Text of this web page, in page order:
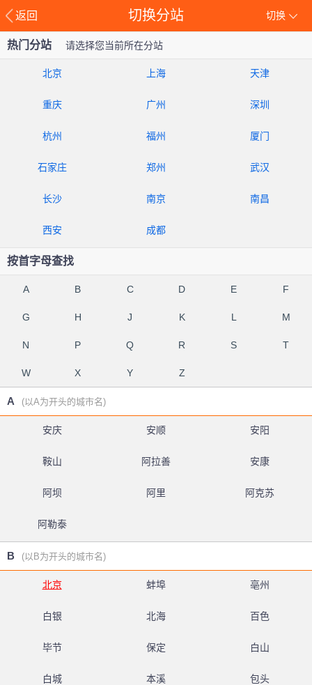
返回 切换
切换分站
热门分站 请选择您当前所在分站
北京 上海 天津
重庆 广州 深圳
杭州 福州 厦门
石家庄 郑州 武汉
长沙 南京 南昌
西安 成都
按首字母查找
A B C D E F
G H J K L M
N P Q R S T
W X Y Z
A (以A为开头的城市名)
安庆 安顺 安阳
鞍山 阿拉善 安康
阿坝 阿里 阿克苏
阿勒泰
B (以B为开头的城市名)
北京 蚌埠 亳州
白银 北海 百色
毕节 保定 白山
白城 本溪 包头